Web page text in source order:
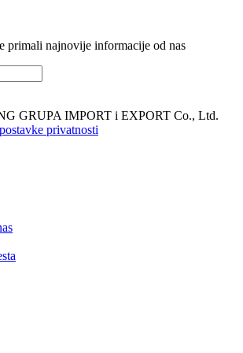
primali najnovije informacije od nas
GRUPA IMPORT i EXPORT Co., Ltd.
postavke privatnosti